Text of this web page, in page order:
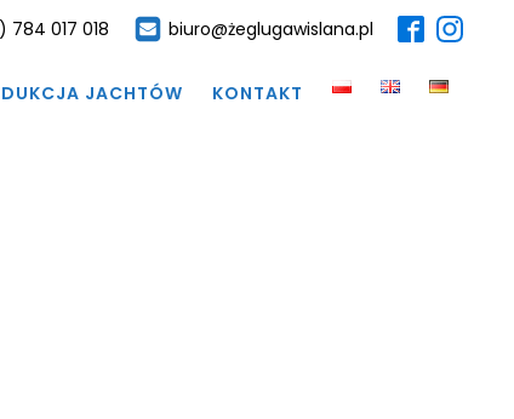
784 017 018 biuro@żeglugawislana.pl
JACHTÓW KONTAKT